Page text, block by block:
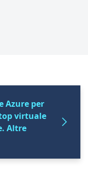
Azure per
virtuale
Altre